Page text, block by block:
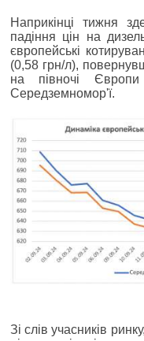
Наприкінці тижня
падіння цін на
європейські
(0,58 грн/л),
на півночі
Середземномор'ї.
Зі слів учасників